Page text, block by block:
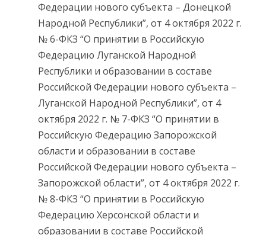
Федерации нового субъекта – Донецкой
Народной Республики”, от 4 октября 2022 г.
№ 6-ФКЗ “О принятии в Российскую
Федерацию Луганской Народной
Республики и образовании в составе
Российской Федерации нового субъекта –
Луганской Народной Республики”, от 4
октября 2022 г. № 7-ФКЗ “О принятии в
Российскую Федерацию Запорожской
области и образовании в составе
Российской Федерации нового субъекта –
Запорожской области”, от 4 октября 2022 г.
№ 8-ФКЗ “О принятии в Российскую
Федерацию Херсонской области и
образовании в составе Российской